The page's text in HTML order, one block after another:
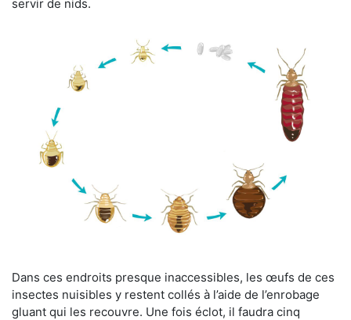
servir de nids.
Dans ces endroits presque inaccessibles, les œufs de ces
insectes nuisibles y restent collés à l’aide de l’enrobage
gluant qui les recouvre. Une fois éclot, il faudra cinq